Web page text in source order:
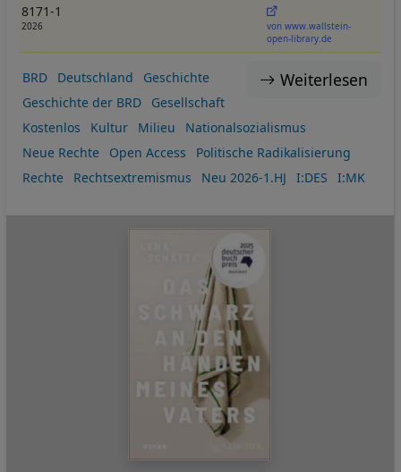
8171-1
2026
von www.wallstein-
open-library.de
Weiterlesen
BRD Deutschland
Geschichte
Geschichte der BRD
Gesellschaft
Kostenlos
Kultur Milieu
Nationalsozialismus
Neue Rechte
Open Access
Politische Radikalisierung
Rechte
Rechtsextremismus Neu 2026-1.HJ I:DES I:MK